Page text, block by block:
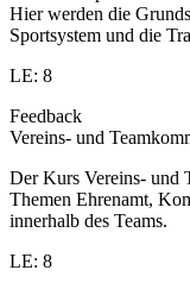
Hier werden die
Sportsystem und die
LE: 8
Feedback
Vereins- und
Der Kurs Vereins- und
Themen Ehrenamt,
innerhalb des Teams.
LE: 8